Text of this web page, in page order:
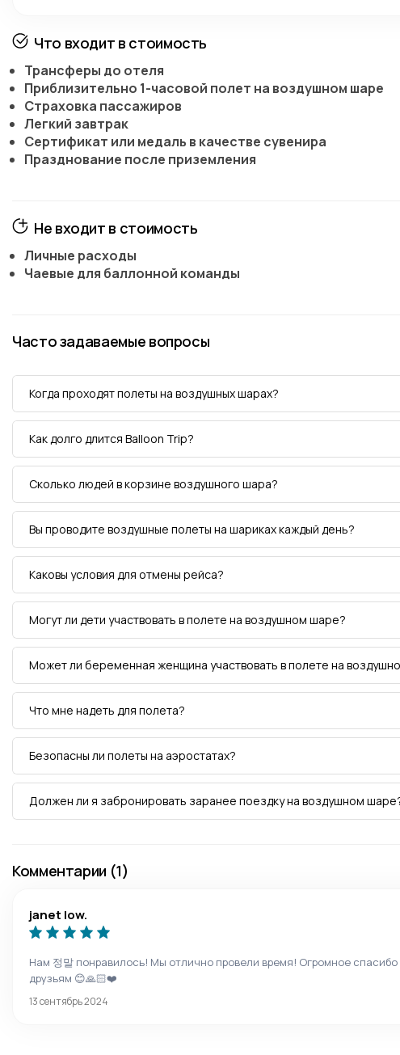
Что входит в стоимость
Трансферы до отеля
Приблизительно 1-часовой полет на воздушном шаре
Страховка пассажиров
Легкий завтрак
Сертификат или медаль в качестве сувенира
Празднование после приземления
Не входит в стоимость
Личные расходы
Чаевые для баллонной команды
Часто задаваемые вопросы
Когда проходят полеты на воздушных шарах?
Как долго длится Balloon Trip?
Сколько людей в корзине воздушного шара?
Вы проводите воздушные полеты на шариках каждый день?
Каковы условия для отмены рейса?
Могут ли дети участвовать в полете на воздушном шаре?
Может ли беременная женщина участвовать в полете на
Что мне надеть для полета?
Безопасны ли полеты на аэростатах?
Должен ли я забронировать заранее поездку на воздушном
Комментарии (1)
janet low.
Нам 정말 понравилось! Мы отлично провели время! Огромное
друзьям 😊🙏🏻❤️
13 сентябрь 2024